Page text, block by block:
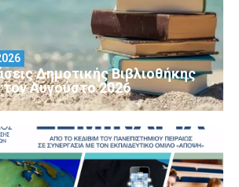
Δημοτικής Βιβλιοθήκης
τον Αύγούστο 2026